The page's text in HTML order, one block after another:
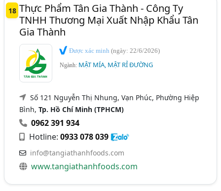
18 Thực Phẩm Tân Gia Thành - Công Ty
TNHH Thương Mại Xuất Nhập Khẩu Tân
Gia Thành
Được xác minh(ngày: 22/6/2026)
Ngành: MẬT MÍA, MẬT RỈ ĐƯỜNG
Số 121 Nguyễn Thị Nhung, Vạn Phúc, Phường Hiệp
Bình,Tp. Hồ Chí Minh (TPHCM)
0962 391 934
Hotline:0933 078 039
info@tangiathanhfoods.com
www.tangiathanhfoods.com